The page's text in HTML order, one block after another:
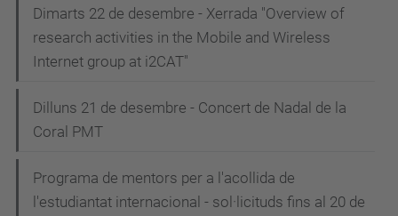
Dimarts 22 de desembre - Xerrada "Overview of
research activities in the Mobile and Wireless
Internet group at i2CAT"
Dilluns 21 de desembre - Concert de Nadal de la
Coral PMT
Programa de mentors per a l'acollida de
l'estudiantat internacional - sol·licituds fins al 20 de